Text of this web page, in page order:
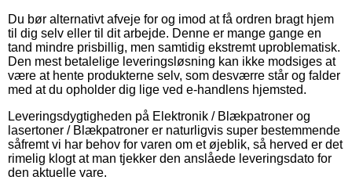
Du bør alternativt afveje for og imod at få ordren bragt hjem
til dig selv eller til dit arbejde. Denne er mange gange en
tand mindre prisbillig, men samtidig ekstremt uproblematisk.
Den mest betalelige leveringsløsning kan ikke modsiges at
være at hente produkterne selv, som desværre står og falder
med at du opholder dig lige ved e-handlens hjemsted.
Leveringsdygtigheden på Elektronik / Blækpatroner og
lasertoner / Blækpatroner er naturligvis super bestemmende
såfremt vi har behov for varen om et øjeblik, så herved er det
rimelig klogt at man tjekker den anslåede leveringsdato for
den aktuelle vare.